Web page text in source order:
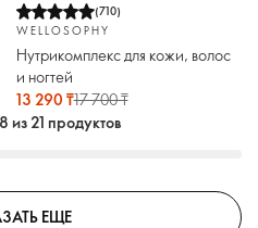
(710)
WELLOSOPHY
Нутрикомплекс для кожи, волос
и ногтей
13 290 ₸17 700 ₸
из 21 продуктов
ЕЩЕ